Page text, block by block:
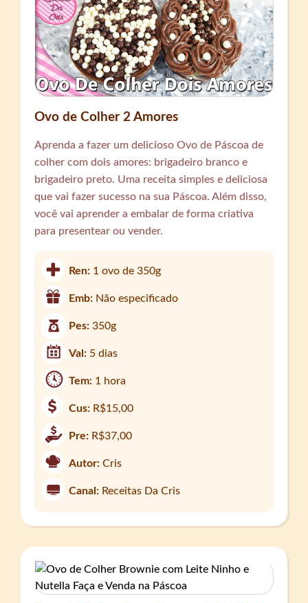
Ovo de Colher 2 Amores
Aprenda a fazer um delicioso Ovo de Páscoa de
colher com dois amores: brigadeiro branco e
brigadeiro preto. Uma receita simples e deliciosa
que vai fazer sucesso na sua Páscoa. Além disso,
você vai aprender a embalar de forma criativa
para presentear ou vender.
Ren: 1 ovo de 350g
Emb: Não especificado
Pes:350g
Val: 5 dias
Tem: 1 hora
Cus: R$15,00
Pre: R$37,00
Autor: Cris
Canal: Receitas Da Cris